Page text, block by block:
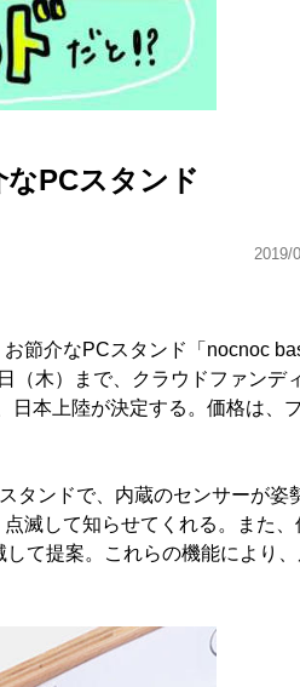
なPCスタンド
2019/
節介なPCスタンド「nocnoc
（木）まで、クラウドファンデ
日本上陸が決定する。価格は、
タンドで、内蔵のセンサーが姿
滅して知らせてくれる。また、
て提案。これらの機能により